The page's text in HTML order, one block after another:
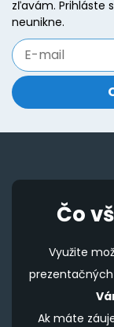
zľavám. Prihláste
neunikne.
Čo
Využite
Ak máte